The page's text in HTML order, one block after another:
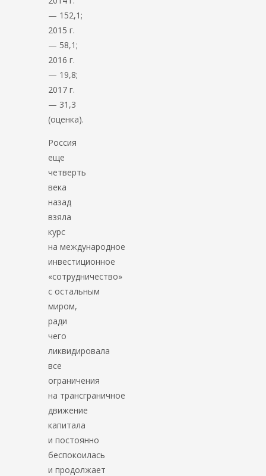
— 152,1;
2015 г.
— 58,1;
2016 г.
— 19,8;
2017 г.
— 31,3
(оценка).
Россия
еще
четверть
века
назад
взяла
курс
на международное
инвестиционное
«сотрудничество»
с остальным
миром,
ради
чего
ликвидировала
все
ограничения
на трансграничное
движение
капитала
и постоянно
беспокоилась
и продолжает